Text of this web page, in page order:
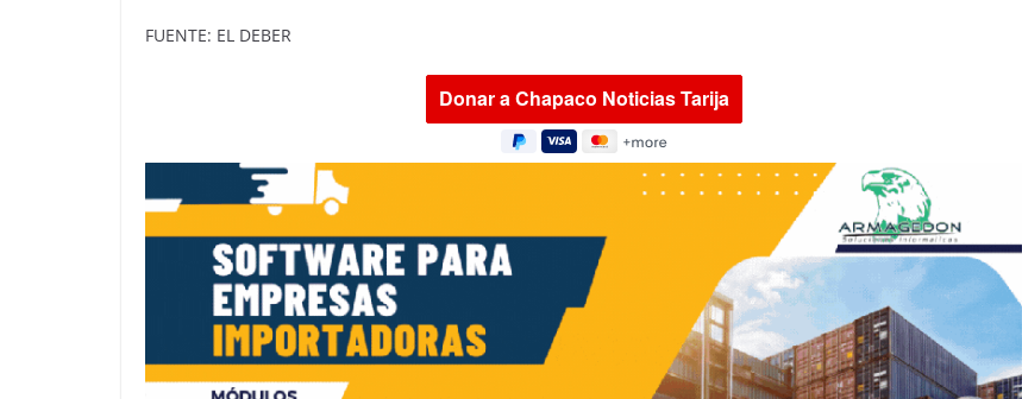
FUENTE: EL DEBER